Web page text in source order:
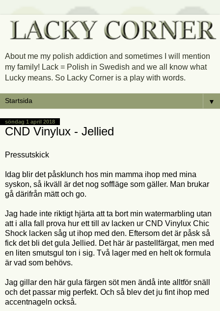
About me my polish addiction and sometimes I will mention
my family! Lack = Polish in Swedish and we all know what
Lucky means. So Lacky Corner is a play with words.
▼
söndag 1 april 2018
CND Vinylux - Jellied
Pressutskick
Idag blir det påsklunch hos min mamma ihop med mina
syskon, så ikväll är det nog soffläge som gäller. Man brukar
gå därifrån mätt och go.
Jag hade inte riktigt hjärta att ta bort min watermarbling utan
att i alla fall prova hur ett till av lacken ur CND Vinylux Chic
Shock lacken såg ut ihop med den. Eftersom det är påsk så
fick det bli det gula Jellied. Det här är pastellfärgat, men med
en liten smutsgul ton i sig. Två lager med en helt ok formula
är vad som behövs.
Jag gillar den här gula färgen söt men ändå inte alltför snäll
och det passar mig perfekt. Och så blev det ju fint ihop med
accentnageln också.